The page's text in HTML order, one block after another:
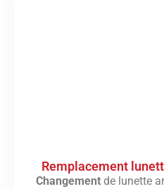
Remplacement
Changement de lunette